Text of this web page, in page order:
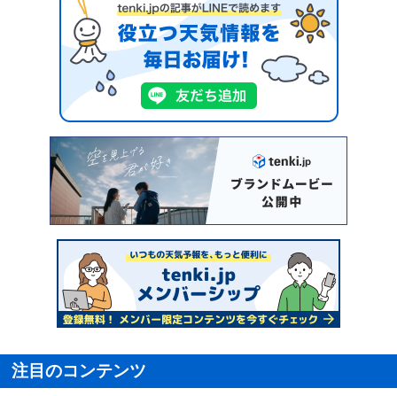
注目のコンテンツ